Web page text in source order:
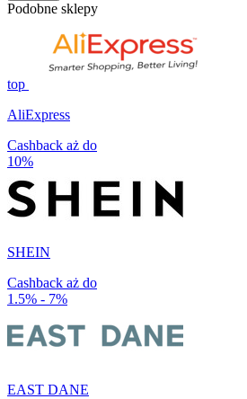
Podobne sklepy
top
AliExpress
Cashback aż do
10%
SHEIN
Cashback aż do
1.5% - 7%
EAST DANE